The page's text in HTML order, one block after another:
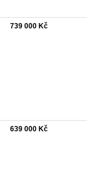
739 000 Kč
639 000 Kč